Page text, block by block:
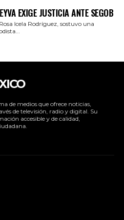
EXIGE JUSTICIA ANTE SEGOB
Icela Rodríguez, sostuvo una
de medios que ofrece noticias,
de televisión, radio y digital. Su
accesible y de calidad,